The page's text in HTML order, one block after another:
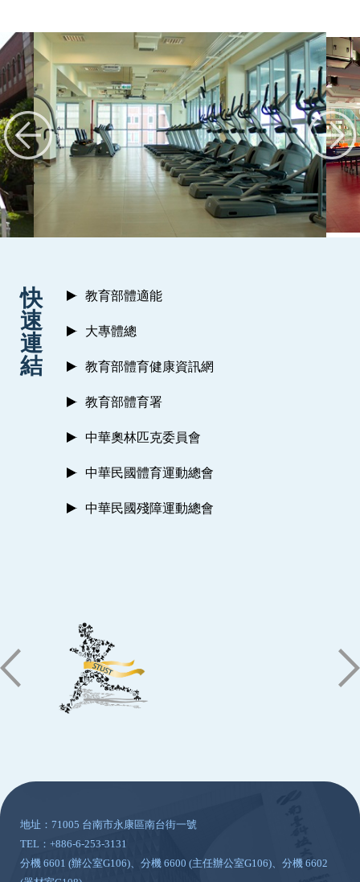
快
速
連
結
教育部體適能
大專體總
教育部體育健康資訊網
教育部體育署
中華奧林匹克委員會
中華民國體育運動總會
中華民國殘障運動總會
地址：71005 台南市永康區南台街一號
TEL：+886-6-253-3131
分機 6601 (辦公室G106)、分機 6600 (主任辦公室G106)、分機 6602